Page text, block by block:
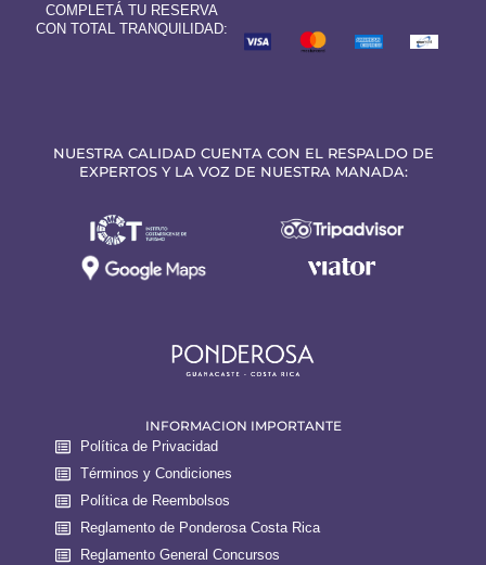
COMPLETÁ TU RESERVA
CON TOTAL TRANQUILIDAD:
NUESTRA CALIDAD CUENTA CON EL RESPALDO DE
EXPERTOS Y LA VOZ DE NUESTRA MANADA:
INFORMACION IMPORTANTE
Política de Privacidad
Términos y Condiciones
Política de Reembolsos
Reglamento de Ponderosa Costa Rica
Reglamento General Concursos